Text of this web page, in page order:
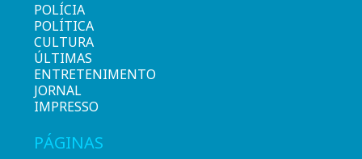
POLÍCIA
POLÍTICA
CULTURA
ÚLTIMAS
ENTRETENIMENTO
JORNAL
IMPRESSO
PÁGINAS